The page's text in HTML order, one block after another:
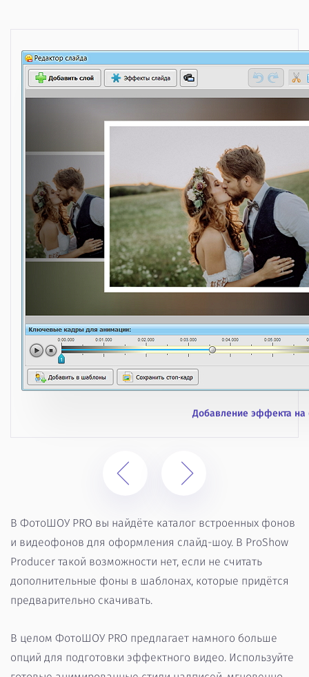
Добавление эффекта
В ФотоШОУ PRO вы найдёте каталог встроенных фонов
и видеофонов для оформления слайд-шоу. В ProShow
Producer такой возможности нет, если не считать
дополнительные фоны в шаблонах, которые придётся
предварительно скачивать.
В целом ФотоШОУ PRO предлагает намного больше
опций для подготовки эффектного видео. Используйте